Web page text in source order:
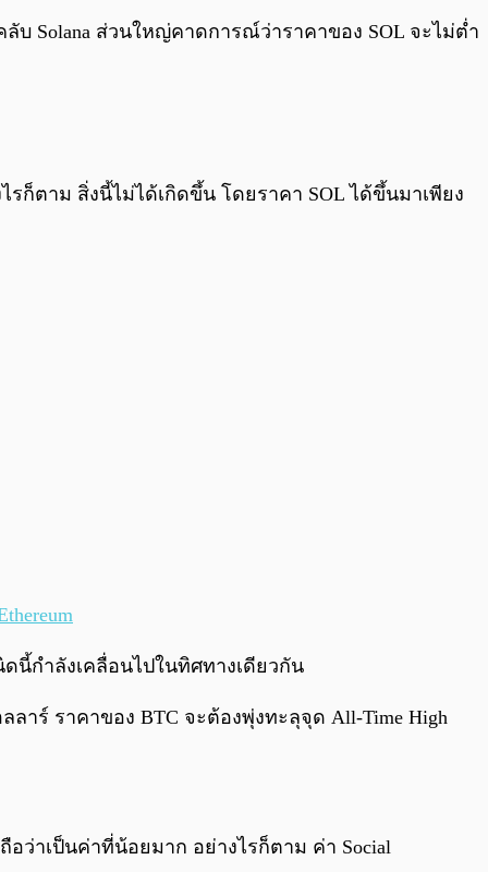
Solana ส่วนใหญ่คาดการณ์ว่าราคาของ SOL จะไม่ต่ำ
ก็ตาม สิ่งนี้ไม่ได้เกิดขึ้น โดยราคา SOL ได้ขึ้นมาเพียง
นี้กำลังเคลื่อนไปในทิศทางเดียวกัน
าร์ ราคาของ BTC จะต้องพุ่งทะลุจุด All-Time High
ถือว่าเป็นค่าที่น้อยมาก อย่างไรก็ตาม ค่า Social